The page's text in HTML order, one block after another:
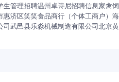
生管理招聘温州卓诗尼招聘信息家禽
惠济区笑笑食品商行（个体工商户）
司武邑县乐淼机械制造有限公司北京